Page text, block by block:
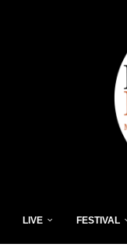
LIVE FESTIVAL